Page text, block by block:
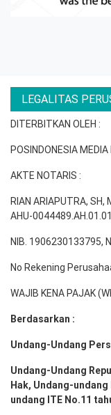
LEGALITAS
DITERBITKAN OLEH :
POSINDONESIA
AKTE NOTARIS :
RIAN ARIAPUTRA, SH,
AHU-
NIB. 1906230133795,
No Rekening
WAJIB KENA PAJAK
Berdasarkan :
Undang-Undang
Undang-Undang
Hak, Undang-
undang ITE No.11